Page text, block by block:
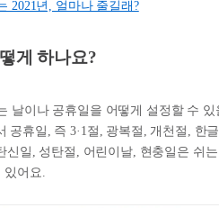
2021년, 얼마나 줄길래?
게 하나요?
날이나 공휴일을 어떻게 설정할 수 있
공휴일, 즉 3·1절, 광복절, 개천절, 한글
신일, 성탄절, 어린이날, 현충일은 쉬는
있어요.